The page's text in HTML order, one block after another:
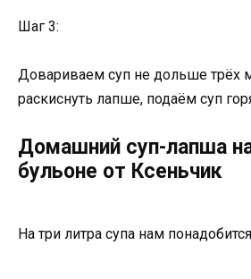
Шаг 3:
Довариваем суп не дольше трёх
раскиснуть лапше, подаём суп
Домашний суп-лапша
бульоне от Ксеньчик
На три литра супа нам